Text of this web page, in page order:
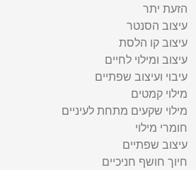
הזעת יתר
עיצוב הסנטר
עיצוב קו הלסת
עיצוב ומילוי לחיים
עיבוי ועיצוב שפתיים
מילוי קמטים
מילוי שקעים מתחת לעיניים
חומרי מילוי
עיצוב שפתיים
חיוך חושף חניכיים